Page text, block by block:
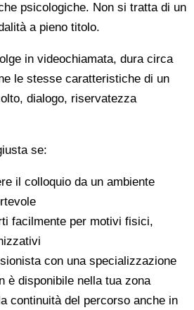
psicologiche. Non si tratta di un
a pieno titolo.
in videochiamata, dura circa
le stesse caratteristiche di un
dialogo, riservatezza
se:
il colloquio da un ambiente
facilmente per motivi fisici,
con una specializzazione
è disponibile nella tua zona
continuità del percorso anche in